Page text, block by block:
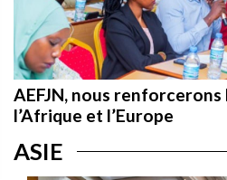
AEFJN, nous
l’Afrique et l’Europe